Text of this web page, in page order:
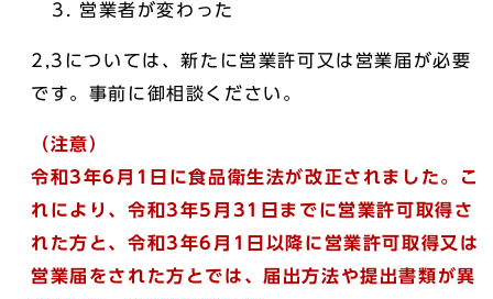
営業者が変わった
2,3については、新たに営業許可又は営業届が必要
です。事前に御相談ください。
（注意）
令和3年6月1日に食品衛生法が改正されました。こ
れにより、令和3年5月31日までに営業許可取得さ
れた方と、令和3年6月1日以降に営業許可取得又は
営業届をされた方とでは、届出方法や提出書類が異